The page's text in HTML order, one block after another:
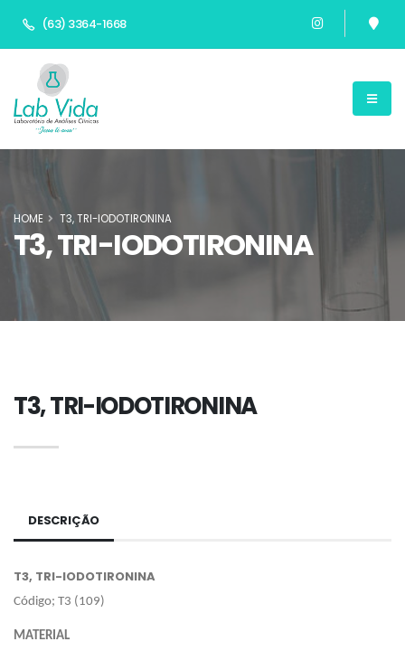
(63) 3364-1668
T3, TRI-IODOTIRONINA
HOME T3, TRI-IODOTIRONINA
T3, TRI-IODOTIRONINA
DESCRIÇÃO
T3, TRI-IODOTIRONINA
Código; T3 (109)
MATERIAL